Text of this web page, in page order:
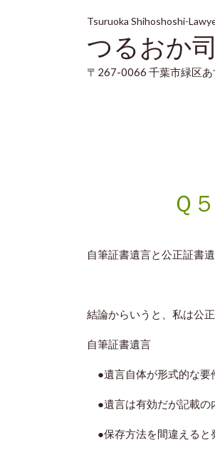
Tsuruoka Shihoshoshi-
つるおか
〒267-0066 千葉市緑区
Ｑ
自筆証書遺言と公正証書
結論からいうと、私は公
自筆証書遺言
●遺言自体が形式的な要
●遺言は有効だが記載の
●保存方法を間違えると